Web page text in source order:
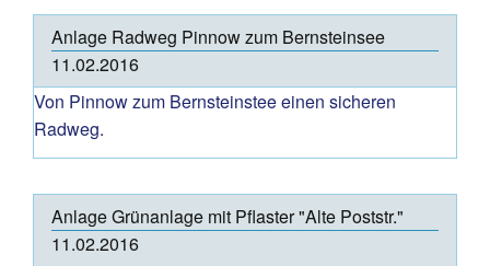
Anlage Radweg Pinnow zum Bernsteinsee
11.02.2016
Von Pinnow zum Bernsteinstee einen sicheren
Radweg.
Anlage Grünanlage mit Pflaster "Alte Poststr."
11.02.2016